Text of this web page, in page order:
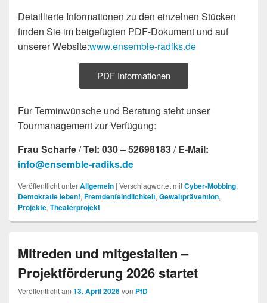
Detaillierte Informationen zu den einzelnen Stücken
finden Sie im beigefügten PDF-Dokument und auf
unserer Website:www.ensemble-radiks.de
PDF Informationen
Für Terminwünsche und Beratung steht unser
Tourmanagement zur Verfügung:
Frau Scharfe/Tel: 030 – 52698183/E-Mail:
info@ensemble-radiks.de
Veröffentlicht unterAllgemein | Verschlagwortet mitCyber-Mobbing,
Demokratie leben!, Fremdenfeindlichkeit, Gewaltprävention,
Projekte, Theaterprojekt
Mitreden und mitgestalten –
Projektförderung 2026 startet
Veröffentlicht am 13. April 2026von PfD